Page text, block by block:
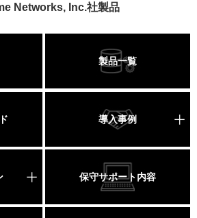
Networks, Inc.社製品
製品一覧
導入事例
保守サポート内容